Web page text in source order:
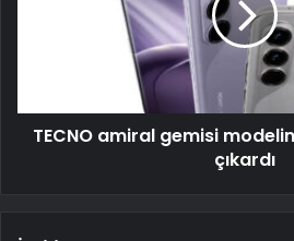
TECNO amiral gemisi
çıkardı